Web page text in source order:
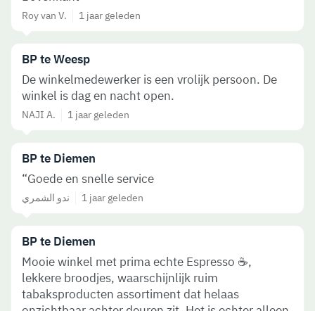
Roy van V. 1 jaar geleden
BP te Weesp
De winkelmedewerker is een vrolijk persoon. De
winkel is dag en nacht open.
NAJI A. 1 jaar geleden
BP te Diemen
“Goede en snelle service
ندو الشمري 1 jaar geleden
BP te Diemen
Mooie winkel met prima echte Espresso ☕️,
lekkere broodjes, waarschijnlijk ruim
tabaksproducten assortiment dat helaas